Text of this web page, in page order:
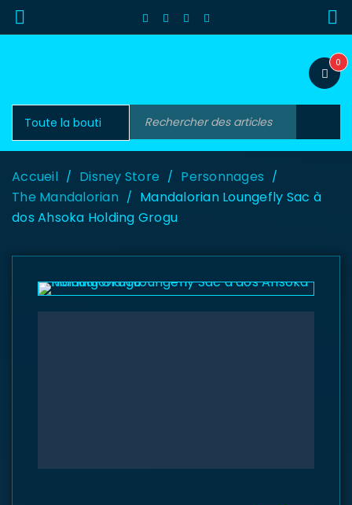
0
Accueil / Disney Store / Personnages /
The Mandalorian / Mandalorian Loungefly Sac à
dos Ahsoka Holding Grogu